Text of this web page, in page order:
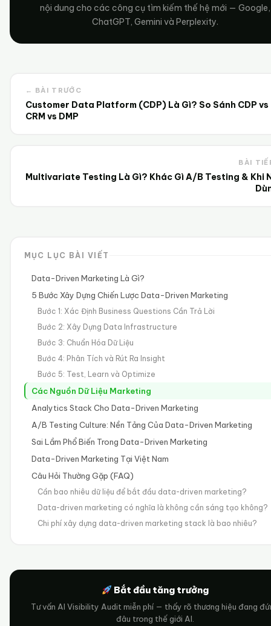
nội dung cho các công cụ tìm kiếm thế hệ mới — Google,
ChatGPT, Gemini và Perplexity.
← BÀI TRƯỚC
Customer Data Platform (CDP) Là Gì? So Sánh CDP vs
CRM vs DMP
BÀI
Multivariate Testing Là Gì? Khác Gì A/B Testing & Khi
MỤC LỤC BÀI VIẾT
Data-Driven Marketing Là Gì?
5 Bước Xây Dựng Chiến Lược Data-Driven Marketing
Bước 1: Xác Định Business Questions Cần Trả Lời
Bước 2: Xây Dựng Data Infrastructure
Bước 3: Chuẩn Hóa Dữ Liệu
Bước 4: Phân Tích và Rút Ra Insight
Bước 5: Test, Learn và Optimize
Các Nguồn Dữ Liệu Marketing
Analytics Stack Cho Data-Driven Marketing
A/B Testing Culture: Nền Tảng Của Data-Driven Marketing
Sai Lầm Phổ Biến Trong Data-Driven Marketing
Data-Driven Marketing Tại Việt Nam
Câu Hỏi Thường Gặp (FAQ)
Cần bao nhiêu dữ liệu để bắt đầu data-driven marketing?
Data-driven marketing có nghĩa là không cần sáng tạo không?
Chi phí xây dựng data-driven marketing stack là bao nhiêu?
Bắt đầu tăng trưởng
Tư vấn AI Visibility Audit miễn phí — thấy rõ thương hiệu đang
đâu trong thế giới AI.